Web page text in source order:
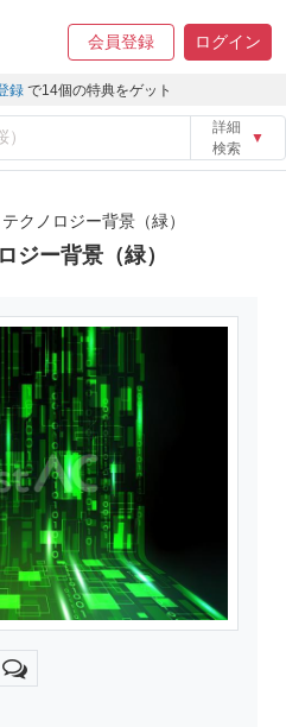
会員登録 ログイン
録 で14個の特典をゲット
詳細
検索
▼
テクノロジー背景（緑）
ジー背景（緑）